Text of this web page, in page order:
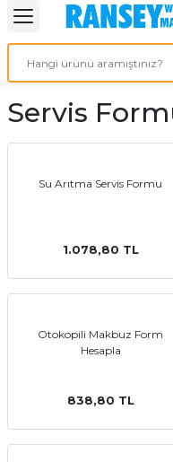
Geri
Geri
Kağıdı
Geri
Geri
Ürünleri
Geri
Geri
Geri
Servis
Su Arıtma Servis Formu
1.078,80 TL
Otokopili Makbuz Form
Hesapla
838,80 TL